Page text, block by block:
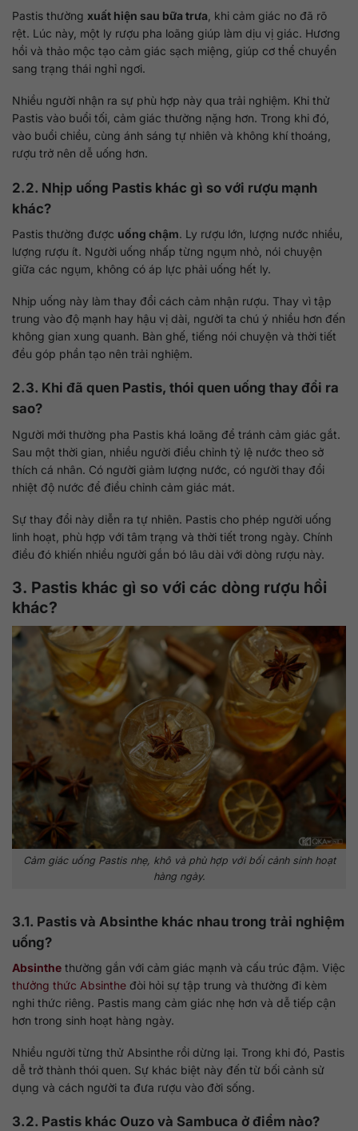
Pastis thường xuất hiện sau bữa trưa , khi cảm giác no đã rõ
rệt. Lúc này, một ly rượu pha loãng giúp làm dịu vị giác. Hương
hồi và thảo mộc tạo cảm giác sạch miệng, giúp cơ thể chuyển
sang trạng thái nghỉ ngơi.
Nhiều người nhận ra sự phù hợp này qua trải nghiệm. Khi thử
Pastis vào buổi tối, cảm giác thường nặng hơn. Trong khi đó,
vào buổi chiều, cùng ánh sáng tự nhiên và không khí thoáng,
rượu trở nên dễ uống hơn.
2.2. Nhịp uống Pastis khác gì so với rượu mạnh
khác?
Pastis thường được uống chậm. Ly rượu lớn, lượng nước nhiều,
lượng rượu ít. Người uống nhấp từng ngụm nhỏ, nói chuyện
giữa các ngụm, không có áp lực phải uống hết ly.
Nhịp uống này làm thay đổi cách cảm nhận rượu. Thay vì tập
trung vào độ mạnh hay hậu vị dài, người ta chú ý nhiều hơn đến
không gian xung quanh. Bàn ghế, tiếng nói chuyện và thời tiết
đều góp phần tạo nên trải nghiệm.
2.3. Khi đã quen Pastis, thói quen uống thay đổi ra
sao?
Người mới thường pha Pastis khá loãng để tránh cảm giác gắt.
Sau một thời gian, nhiều người điều chỉnh tỷ lệ nước theo sở
thích cá nhân. Có người giảm lượng nước, có người thay đổi
nhiệt độ nước để điều chỉnh cảm giác mát.
Sự thay đổi này diễn ra tự nhiên. Pastis cho phép người uống
linh hoạt, phù hợp với tâm trạng và thời tiết trong ngày. Chính
điều đó khiến nhiều người gắn bó lâu dài với dòng rượu này.
3. Pastis khác gì so với các dòng rượu hồi
khác?
Cảm giác uống Pastis nhẹ, khô và phù hợp với bối cảnh sinh hoạt
hàng ngày.
3.1. Pastis và Absinthe khác nhau trong trải nghiệm
uống?
Absinthe thường gắn với cảm giác mạnh và cấu trúc đậm. Việc
thưởng thức Absinthe đòi hỏi sự tập trung và thường đi kèm
nghi thức riêng. Pastis mang cảm giác nhẹ hơn và dễ tiếp cận
hơn trong sinh hoạt hàng ngày.
Nhiều người từng thử Absinthe rồi dừng lại. Trong khi đó, Pastis
dễ trở thành thói quen. Sự khác biệt này đến từ bối cảnh sử
dụng và cách người ta đưa rượu vào đời sống.
3.2. Pastis khác Ouzo và Sambuca ở điểm nào?